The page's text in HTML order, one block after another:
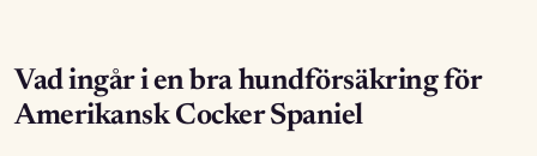
Vad ingår i en bra hundförsäkring för
Amerikansk Cocker Spaniel